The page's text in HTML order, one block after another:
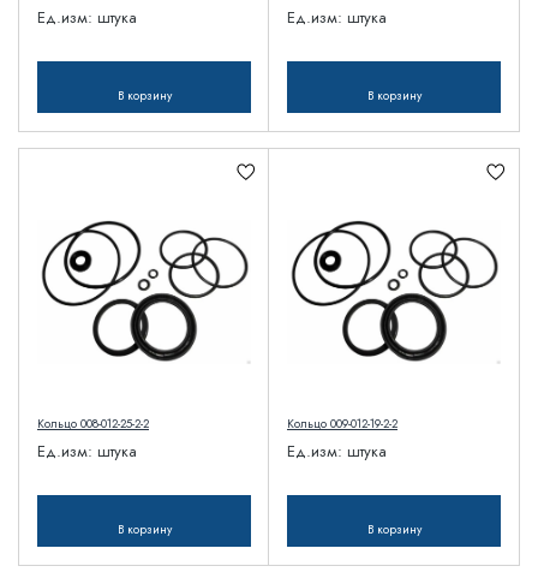
Ед.изм: штука
В корзину
Ед.изм: штука
В корзину
Кольцо 008-012-25-2-2
Ед.изм: штука
В корзину
Кольцо 009-012-19-2-2
Ед.изм: штука
В корзину